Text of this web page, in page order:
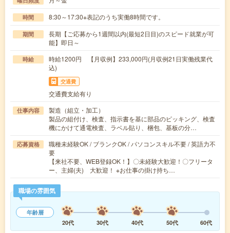
時間 8:30～17:30※表記のうち実働8時間です。
期間
長期【ご応募から1週間以内(最短2日目)のスピード就業が可
能】即日～
時給
時給1200円 【月収例】233,000円(月収例21日実働残業代
込)
交通費
交通費支給有り
仕事内容
製造（組立・加工）
製品の組付け、検査、指示書を基に部品のピッキング、検査
機にかけて通電検査、ラベル貼り、梱包、基板の分…
応募資格
職種未経験OK / ブランクOK / パソコンスキル不要 / 英語力不
要
【来社不要、WEB登録OK！】〇未経験大歓迎！〇フリータ
ー、主婦(夫) 大歓迎！ ※お仕事の掛け持ち…
職場の雰囲気
年齢層
20代
30代 40代 50代 60代